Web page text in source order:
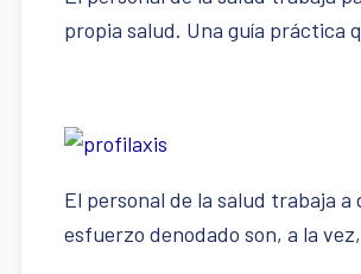
propia salud. Una guía práctica
El personal de la salud trabaja
esfuerzo denodado son, a la